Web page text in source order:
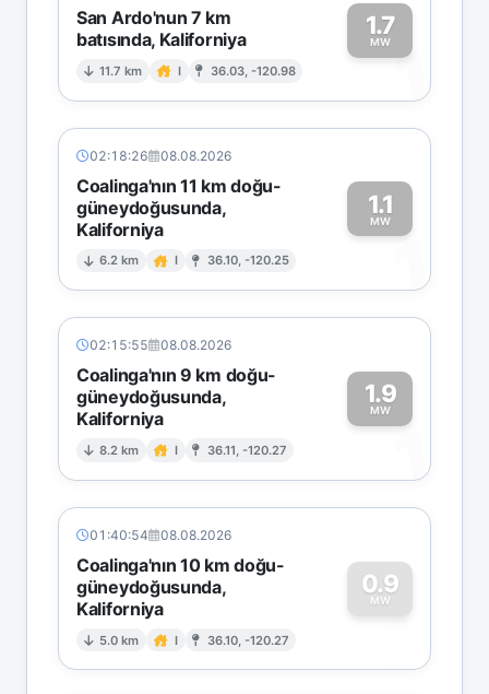
San Ardo'nun 7 km
batısında, Kaliforniya
11.7 km I 36.03, -120.98
1.7
MW1
02:18:26 08.08.2026
Coalinga'nın 11 km doğu-
güneydoğusunda,
Kaliforniya
6.2 km I 36.10, -120.25
1.1
MW
1
02:15:55 08.08.2026
Coalinga'nın 9 km doğu-
güneydoğusunda,
Kaliforniya
8.2 km I 36.11, -120.27
1.9
MW
1
01:40:54 08.08.2026
Coalinga'nın 10 km doğu-
güneydoğusunda,
Kaliforniya
5.0 km I 36.10, -120.27
0.9
MW
0